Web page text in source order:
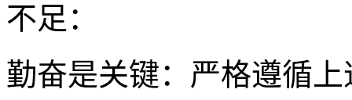
不足：
勤奋是关键：严格遵循